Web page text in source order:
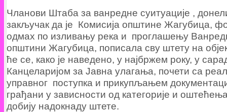
Чланови Штаба за ванредне суитуације ,
закључак да је Комисија општине Жагубица,
одмах по изливању река и проглашењу
општини Жагубица, пописала сву штету на
ће се, како је наведено, у најбржем року, у
Канцеларијом за Јавна улагања, почети са
управног поступка и прикупљањем
грађани у зависности од категорије и
добију надокнаду штете.